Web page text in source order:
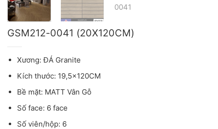
GSM212-0041 (20X120CM)
Xương: ĐÁ Granite
Kích thước: 19,5x120CM
Bề mặt: MATT Vân Gỗ
Số face: 6 face
Số viên/hộp: 6